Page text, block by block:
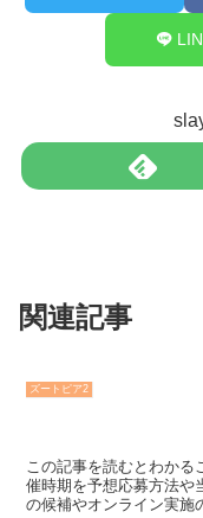
関連記事
ズートピア2
この記事を読むとわか
催時期を予想応募方法や
の候補やオンライン実施